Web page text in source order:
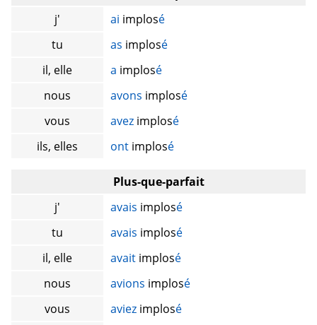
j'
ai implosé
tu
as implosé
il, elle
a implosé
nous
avons implosé
vous
avez implosé
ils, elles
ont implosé
Plus-que-parfait
j'
avais implosé
tu
avais implosé
il, elle
avait implosé
nous
avions implosé
vous
aviez implosé